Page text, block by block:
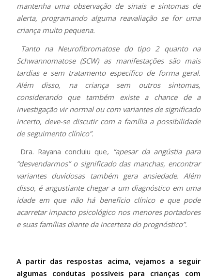
mantenha uma observação de sinais e sintomas de
alerta, programando alguma reavaliação se for uma
criança muito pequena.
Tanto na Neurofibromatose do tipo 2 quanto na
Schwannomatose (SCW) as manifestações são mais
tardias e sem tratamento específico de forma geral.
Além disso, na criança sem outros sintomas,
considerando que também existe a chance de a
investigação vir normal ou com variantes de significado
incerto, deve-se discutir com a família a possibilidade
de seguimento clínico”.
Dra. Rayana concluiu que, “apesar da angústia para
“desvendarmos” o significado das manchas, encontrar
variantes duvidosas também gera ansiedade. Além
disso, é angustiante chegar a um diagnóstico em uma
idade em que não há benefício clínico e que pode
acarretar impacto psicológico nos menores portadores
e suas famílias diante da incerteza do prognóstico”.
A partir das respostas acima, vejamos a seguir
algumas condutas possíveis para crianças com